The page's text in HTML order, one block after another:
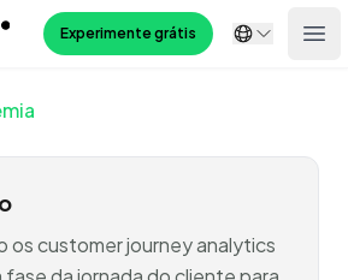
Experimente grátis
os customer journey analytics